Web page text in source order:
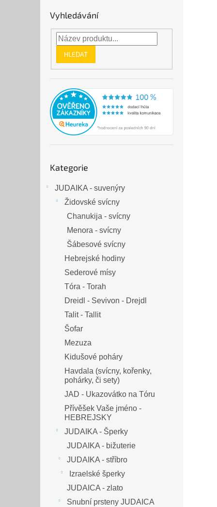
Vyhledávání
HLEDAT
kategorie
Kategorie
JUDAIKA - suvenýry
Židovské svícny
Chanukija - svícny
Menora - svícny
Šábesové svícny
Hebrejské hodiny
Sederové mísy
Tóra - Torah
Dreidl - Sevivon - Drejdl
Talit - Tallit
Šofar
Mezuza
Kidušové poháry
Havdala (svícny, kořenky,
pohárky, či sety)
JAD - Ukazovátko na Tóru
Přívěšek Vaše jméno -
HEBREJSKY
JUDAIKA - Šperky
JUDAIKA - bižuterie
JUDAIKA - stříbro
Izraelské šperky
JUDAICA - zlato
Snubní prsteny JUDAICA